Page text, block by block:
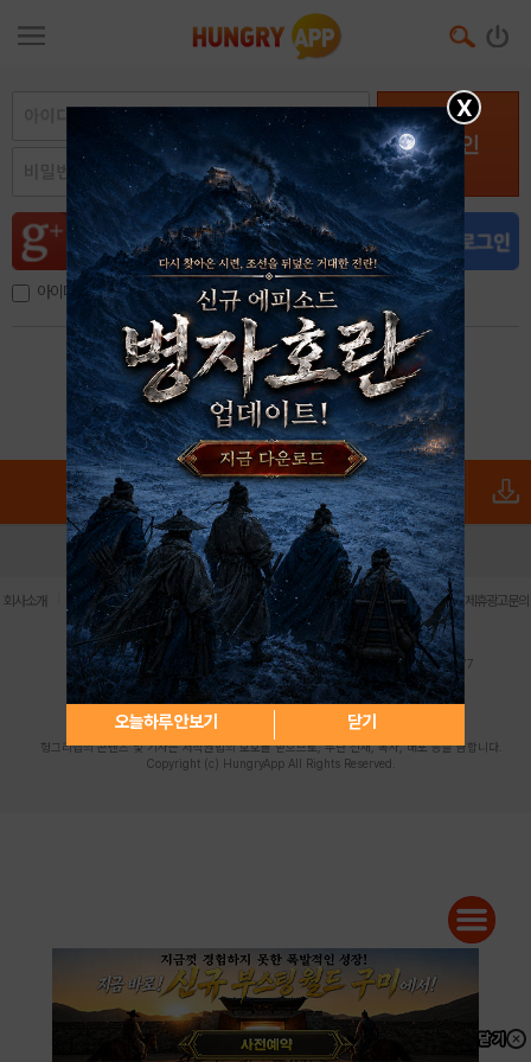
로그인
아이디, 이메일 저장
아이디 / 비밀번호 찾기 회원가입
X
오늘하루 안보기 닫기
로그인 PC버전 전체앱
회사소개 이용약관 | 개인정보 처리방침 | 청소년 보호정책 | 불법촬영물 신고센터 | 제휴광고문의
사업자등록번호:119-86-61101 (주)스마트나우 대표이사:송현두
주소: 서울시 금천구 가산디지털1로 171 연락처:063-284-8635 팩스:02-6265-0377
청소년보호책임자:김동욱desk@hungryapp.co.kr
등록번호:서울아02322 | 등록일자:2016년4월25일
발행인:(주)스마트나우 송현두 | 편집인:김동욱
헝그리앱의 콘텐츠 및 기사는 저작권법의 보호를 받으므로, 무단 전재, 복사, 배포 등을 금합니다.
Copyright (c) HungryApp All Rights Reserved.